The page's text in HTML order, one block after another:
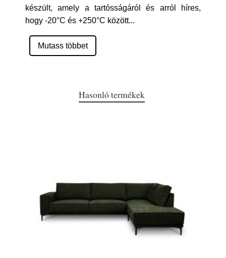
készült, amely a tartósságáról és arról híres,
hogy -20°C és +250°C között...
Mutass többet
Hasonló termékek